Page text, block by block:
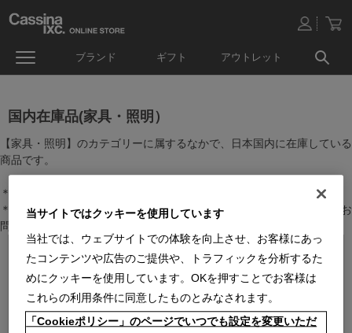
ブランド ギフト アウトレット
国内在庫品(家具・照明）
【家具・照明】のカテゴリーに属するなかで、日本国内に在庫している
商品です。
＊絞り込み機能で商品検索することができます。
＊全店舗で在庫を共有しておりますので、最新の在庫状況についてはお
問い合わせください。
当サイトではクッキーを使用しています
当社では、ウェブサイトでの体験を向上させ、お客様にあっ
たコンテンツや広告のご提供や、トラフィックを分析するた
めにクッキーを使用しています。OKを押すことでお客様は
これらの利用条件に同意したものとみなされます。
「Cookieポリシー」のページでいつでも設定を変更いただ